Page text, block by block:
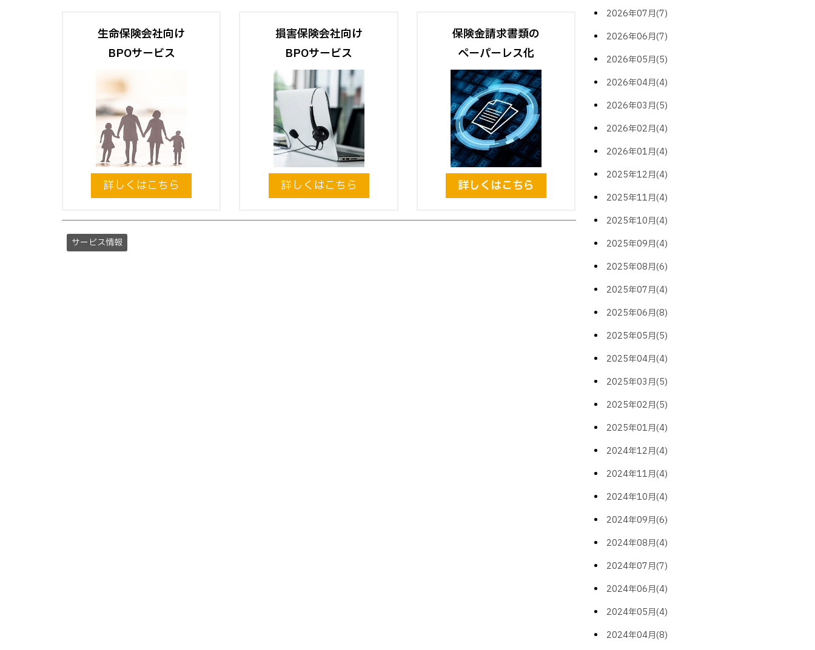
生命保険会社向け
BPOサービス
詳しくはこちら
損害保険会社向け
BPOサービス
詳しくはこちら
保険金請求書類の
ペーパーレス化
詳しくはこちら
サービス情報
2026年07月(7)
2026年06月(7)
2026年05月(5)
2026年04月(4)
2026年03月(5)
2026年02月(4)
2026年01月(4)
2025年12月(4)
2025年11月(4)
2025年10月(4)
2025年09月(4)
2025年08月(6)
2025年07月(4)
2025年06月(8)
2025年05月(5)
2025年04月(4)
2025年03月(5)
2025年02月(5)
2025年01月(4)
2024年12月(4)
2024年11月(4)
2024年10月(4)
2024年09月(6)
2024年08月(4)
2024年07月(7)
2024年06月(4)
2024年05月(4)
2024年04月(8)